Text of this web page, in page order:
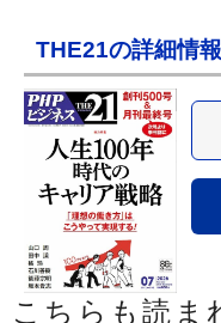
THE21の詳細情報
こちらも読ま